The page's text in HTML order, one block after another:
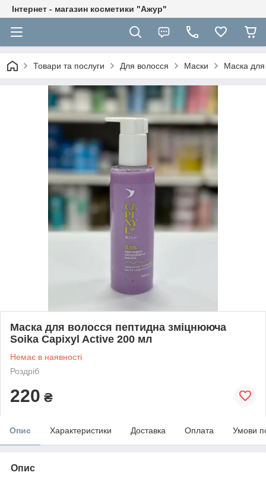
Інтернет - магазин косметики "Ажур"
Товари та послуги Для волосся Маски Маска
Маска для волосся пептидна зміцнююча
Soika Capixyl Active 200 мл
Немає в наявності
Роздріб
220 ₴
Опис Характеристики Доставка Оплата Умови
Опис